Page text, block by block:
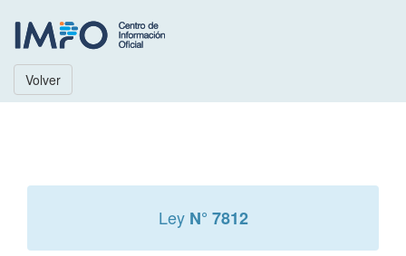
Volver
Ley N° 7812